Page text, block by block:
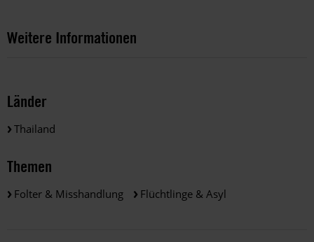
Weitere Informationen
Länder
Thailand
Themen
Folter & Misshandlung Flüchtlinge & Asyl